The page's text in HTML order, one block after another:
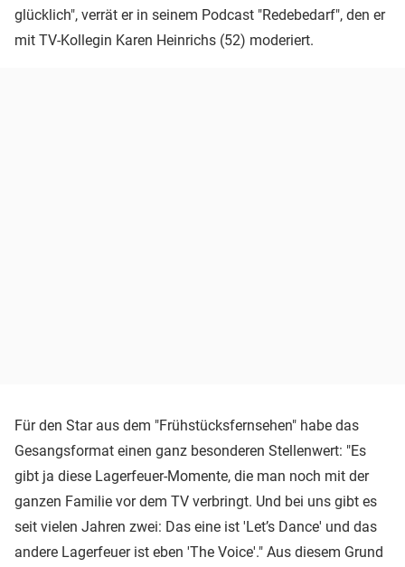
glücklich", verrät er in seinem Podcast "Redebedarf", den er
mit TV-Kollegin Karen Heinrichs (52) moderiert.
Für den Star aus dem "Frühstücksfernsehen" habe das
Gesangsformat einen ganz besonderen Stellenwert: "Es
gibt ja diese Lagerfeuer-Momente, die man noch mit der
ganzen Familie vor dem TV verbringt. Und bei uns gibt es
seit vielen Jahren zwei: Das eine ist 'Let’s Dance' und das
andere Lagerfeuer ist eben 'The Voice'." Aus diesem Grund